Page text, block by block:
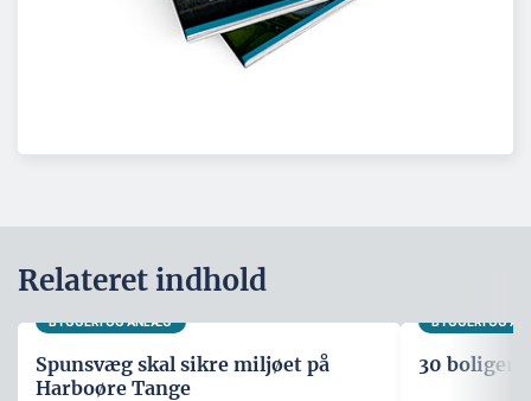
Relateret indhold
BYGGERI OG ANLÆG
Spunsvæg skal sikre miljøet på
Harboøre Tange
BYGGERI OG
30 boliger